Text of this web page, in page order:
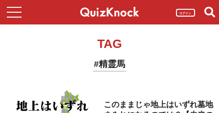
ログイン
TAG
#精霊馬
このままじゃ地上はいずれ墓地